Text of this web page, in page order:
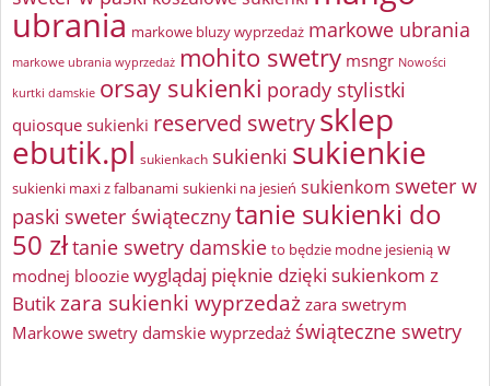
ubrania markowe bluzy wyprzedaż markowe ubrania
markowe ubrania wyprzedaż mohito swetry msngr Nowości
kurtki damskie orsay sukienki porady stylistki
quiosque sukienki reserved swetrysklep
ebutik.pl sukienkach sukienki sukienkie
sukienki maxi z falbanami sukienki na jesień sukienkom sweter w
paski sweter świątecznytanie sukienki do
50 złtanie swetry damskie to będzie modne jesienią w
modnej bloozie wyglądaj pięknie dzięki sukienkom z
Butikzara sukienki wyprzedażzara swetrym
Markowe swetry damskie wyprzedaż świąteczne swetry